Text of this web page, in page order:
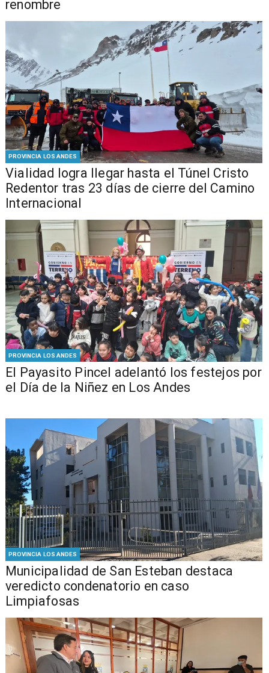
renombre
PROVINCIA LOS ANDES
Vialidad logra llegar hasta el Túnel Cristo
Redentor tras 23 días de cierre del Camino
Internacional
PROVINCIA LOS ANDES
El Payasito Pincel adelantó los festejos por
el Día de la Niñez en Los Andes
PROVINCIA LOS ANDES
Municipalidad de San Esteban destaca
veredicto condenatorio en caso
Limpiafosas